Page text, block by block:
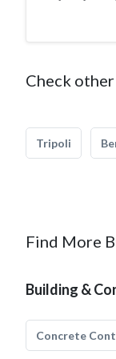
Check
Tripoli
Find More
Building &
Concrete